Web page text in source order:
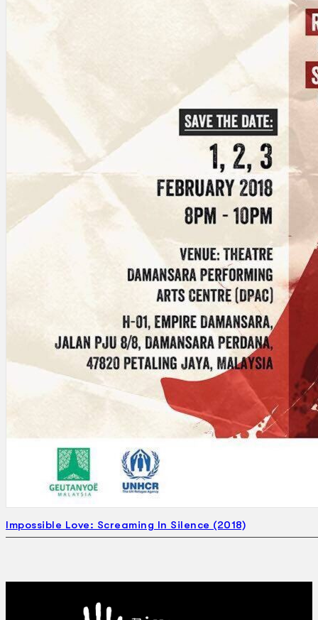
Impossible Love: Screaming In Silence (2018)